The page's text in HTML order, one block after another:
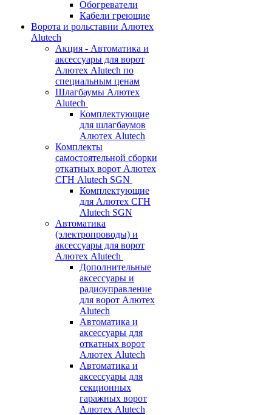
Обогреватели
Кабели греющие
Ворота и рольставни Алютех
Alutech
Акция - Автоматика и
аксессуары для ворот
Алютех Alutech по
специальным ценам
Шлагбаумы Алютех
Alutech
Комплектующие
для шлагбаумов
Алютех Alutech
Комплекты
самостоятельной сборки
откатных ворот Алютех
СГН Alutech SGN
Комплектующие
для Алютех СГН
Alutech SGN
Автоматика
(электропроводы) и
аксессуары для ворот
Алютех Alutech
Дополнительные
аксессуары и
радиоуправление
для ворот Алютех
Alutech
Автоматика и
аксессуары для
откатных ворот
Алютех Alutech
Автоматика и
аксессуары для
секционных
гаражных ворот
Алютех Alutech